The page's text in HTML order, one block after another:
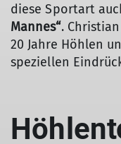
diese Sportart
Mannes“.
20 Jahre Höhlen
speziellen